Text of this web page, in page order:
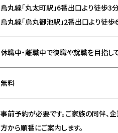
烏丸線「丸太町駅」6番出口より徒歩3
烏丸線「烏丸御池駅」2番出口より徒歩
休職中・離職中で復職や就職を目指し
無料
事前予約が必要です。ご家族の同伴、
方から順番にご案内します。